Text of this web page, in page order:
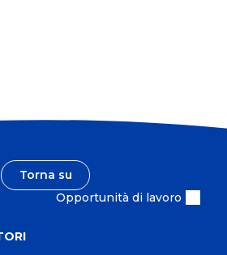
n
t
à
h
i
l
e
Torna su
Opportunità di lavoro